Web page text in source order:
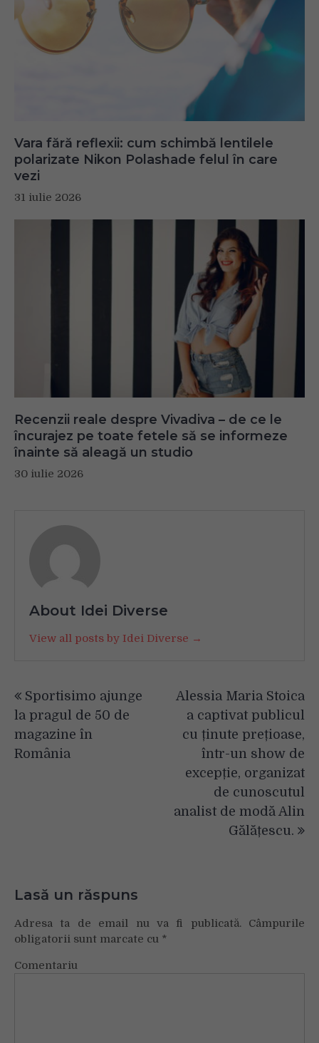
Vara fără reflexii: cum schimbă lentilele
polarizate Nikon Polashade felul în care
vezi
31 iulie 2026
Recenzii reale despre Vivadiva – de ce le
încurajez pe toate fetele să se informeze
înainte să aleagă un studio
30 iulie 2026
About Idei Diverse
View all posts by Idei Diverse →
în
articole
Sportisimo ajunge
la pragul de 50 de
magazine în
România
Alessia Maria Stoica
a captivat publicul
cu ținute prețioase,
într-un show de
excepție, organizat
de cunoscutul
analist de modă Alin
Gălățescu.
Lasă un răspuns
Adresa ta de email nu va fi publicată.Câmpurile
obligatorii sunt marcate cu *
Comentariu